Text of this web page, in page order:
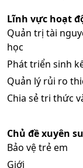
Lĩnh vực hoạt
Quản trị tài
học
Phát triển sinh
Quản lý rủi ro
Chia sẻ tri thức
Chủ đề xuyên
Bảo vệ trẻ em
Giới